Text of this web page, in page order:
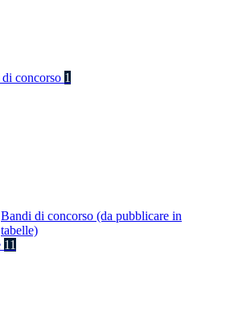
concorso 1
Bandi di concorso (da pubblicare in
tabelle)
11